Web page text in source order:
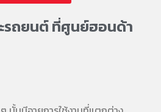
ะรถยนต์ ที่ศูนย์ฮอนด้า